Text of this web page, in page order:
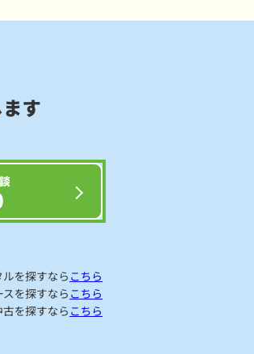
す
ルを探すならこちら
スを探すなら こちら
古を探すなら こちら